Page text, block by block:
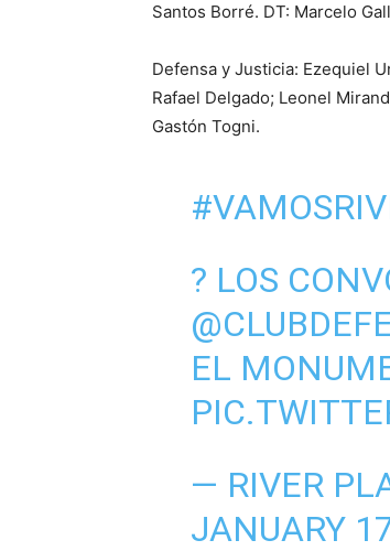
Santos Borré. DT: Marcelo
Defensa y Justicia: Ezequiel
Rafael Delgado; Leonel
Gastón Togni.
? LOS
EL
— RIVER
JANUARY